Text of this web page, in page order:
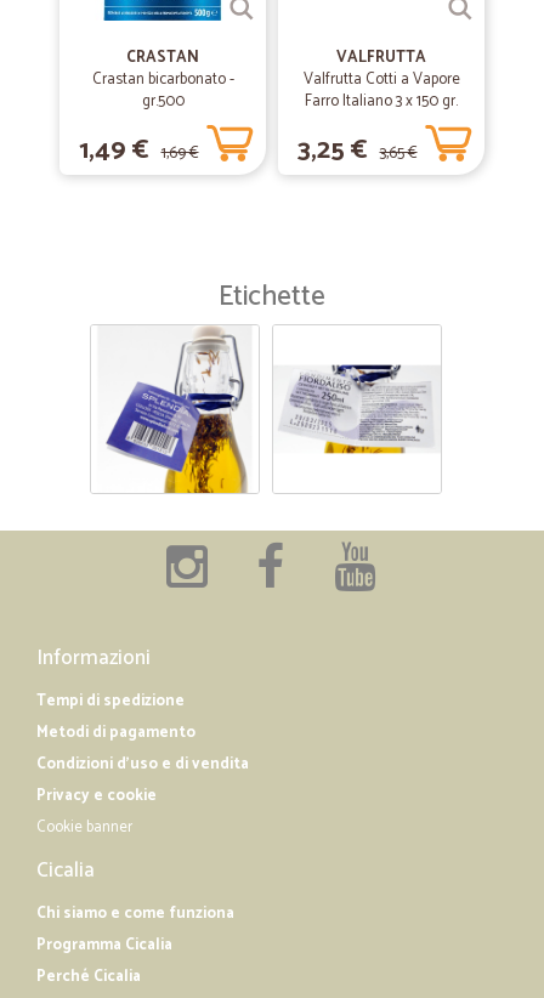
CRASTAN
Crastan bicarbonato -
gr.500
1,49 € 1,69 €
VALFRUTTA
Valfrutta Cotti a Vapore
Farro Italiano 3 x 150 gr.
3,25 € 3,65 €
Etichette
Informazioni
Tempi di spedizione
Metodi di pagamento
Condizioni d'uso e di vendita
Privacy e cookie
Cookie banner
Cicalia
Chi siamo e come funziona
Programma Cicalia
Perché Cicalia